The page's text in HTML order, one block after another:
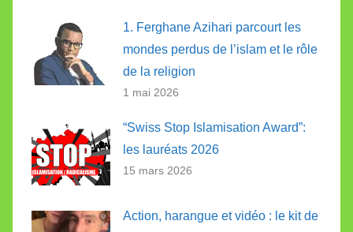
1. Ferghane Azihari parcourt les
mondes perdus de l’islam et le rôle
de la religion
1 mai 2026
“Swiss Stop Islamisation Award”:
les lauréats 2026
15 mars 2026
Action, harangue et vidéo : le kit de